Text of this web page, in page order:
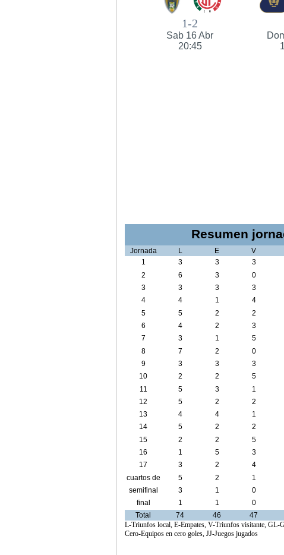
1-2
Sab 16 Abr
20:45
Resumen
Jornada L E V
1
3 3 3
2
6 3 0
3
3 3 3
4
4 1 4
5
5 2 2
6
4 2 3
7
3 1 5
8
7 2 0
9
3 3 3
10
2 2 5
11
5 3 1
12
5 2 2
13
4 4 1
14
5 2 2
15
2 2 5
16
1 5 3
17
3 2 4
cuartos de
final
5 2 1
semifinal
3 1 0
final
1 1 0
Total
74 46 47
L-Triunfos local, E-Empates, V-Triunfos visitante, GL-
Cero-Equipos en cero goles, JJ-Juegos jugados